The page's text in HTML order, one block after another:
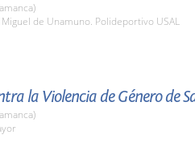
Miguel de Unamuno. Polideportivo USAL
la Violencia de Género de